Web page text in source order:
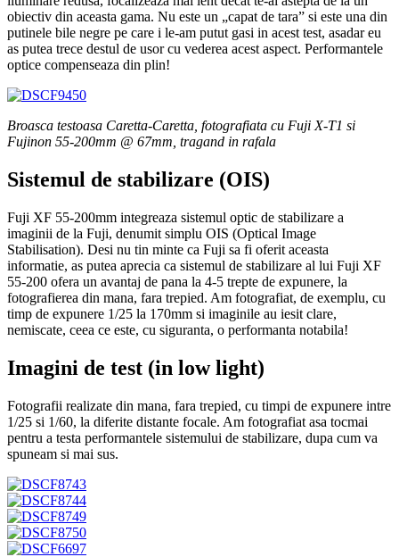
obiectiv din aceasta gama. Nu este un „capat de tara” si este una din
putinele bile negre pe care i le-am putut gasi in acest test, asadar eu
as putea trece destul de usor cu vederea acest aspect. Performantele
optice compenseaza din plin!
Broasca testoasa Caretta-Caretta, fotografiata cu Fuji X-T1 si
Fujinon 55-200mm @ 67mm, tragand in rafala
Sistemul de stabilizare (OIS)
Fuji XF 55-200mm integreaza sistemul optic de stabilizare a
imaginii de la Fuji, denumit simplu OIS (Optical Image
Stabilisation). Desi nu tin minte ca Fuji sa fi oferit aceasta
informatie, as putea aprecia ca sistemul de stabilizare al lui Fuji XF
55-200 ofera un avantaj de pana la 4-5 trepte de expunere, la
fotografierea din mana, fara trepied. Am fotografiat, de exemplu, cu
timp de expunere 1/25 la 170mm si imaginile au iesit clare,
nemiscate, ceea ce este, cu siguranta, o performanta notabila!
Imagini de test (in low light)
Fotografii realizate din mana, fara trepied, cu timpi de expunere intre
1/25 si 1/60, la diferite distante focale. Am fotografiat asa tocmai
pentru a testa performantele sistemului de stabilizare, dupa cum va
spuneam si mai sus.